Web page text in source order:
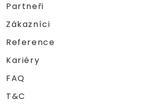
Partneři
Zákazníci
Reference
Kariéry
FAQ
T&C